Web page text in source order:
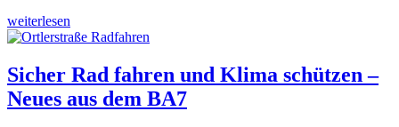
weiterlesen
Sicher Rad fahren und Klima schützen –
Neues aus dem BA7